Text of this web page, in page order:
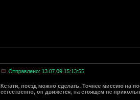
Отправлено: 13.07.09 15:13:55
Кстати, поезд можно сделать. Точнее миссию на
естественно, он движется, на стоящем не